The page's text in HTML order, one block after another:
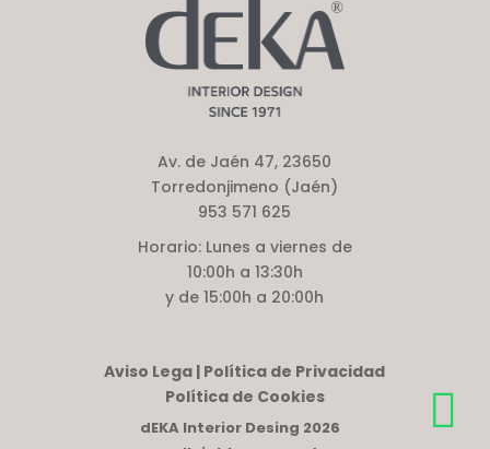
Av. de Jaén 47, 23650
Torredonjimeno (Jaén)
953 571 625
Horario:Lunes a viernes de
10:00h a 13:30h
y de 15:00h a 20:00h
Aviso Lega | Política de Privacidad
Política de Cookies
dEKA Interior Desing 2026